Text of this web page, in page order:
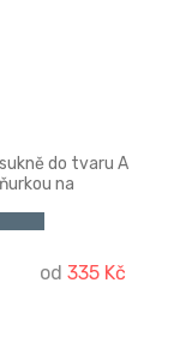
do tvaru A
na
od 335 Kč